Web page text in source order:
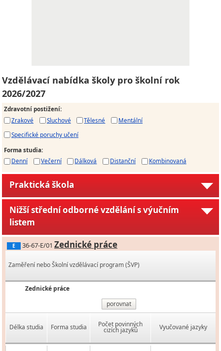
Vzdělávací nabídka školy pro školní rok
2026/2027
Zdravotní postižení:
Zrakové
Sluchové Tělesné
Mentální
Specifické poruchy učení
Forma studia:
Denní
Večerní Dálková Distanční Kombinovaná
Praktická škola
Nižší střední odborné vzdělání s výučním
listem
E 36-67-E/01 Zednické práce
Zaměření nebo Školní vzdělávací program (ŠVP)
Zednické práce
porovnat
Délka studia Forma studia Počet povinných
cizích jazyků Vyučované jazyky